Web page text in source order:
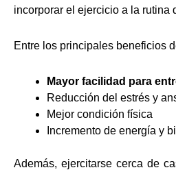
incorporar el ejercicio a la rutina
Entre los principales beneficios
Mayor facilidad para
Reducción del estrés y
Mejor condición física
Incremento de energía y
Además, ejercitarse cerca de